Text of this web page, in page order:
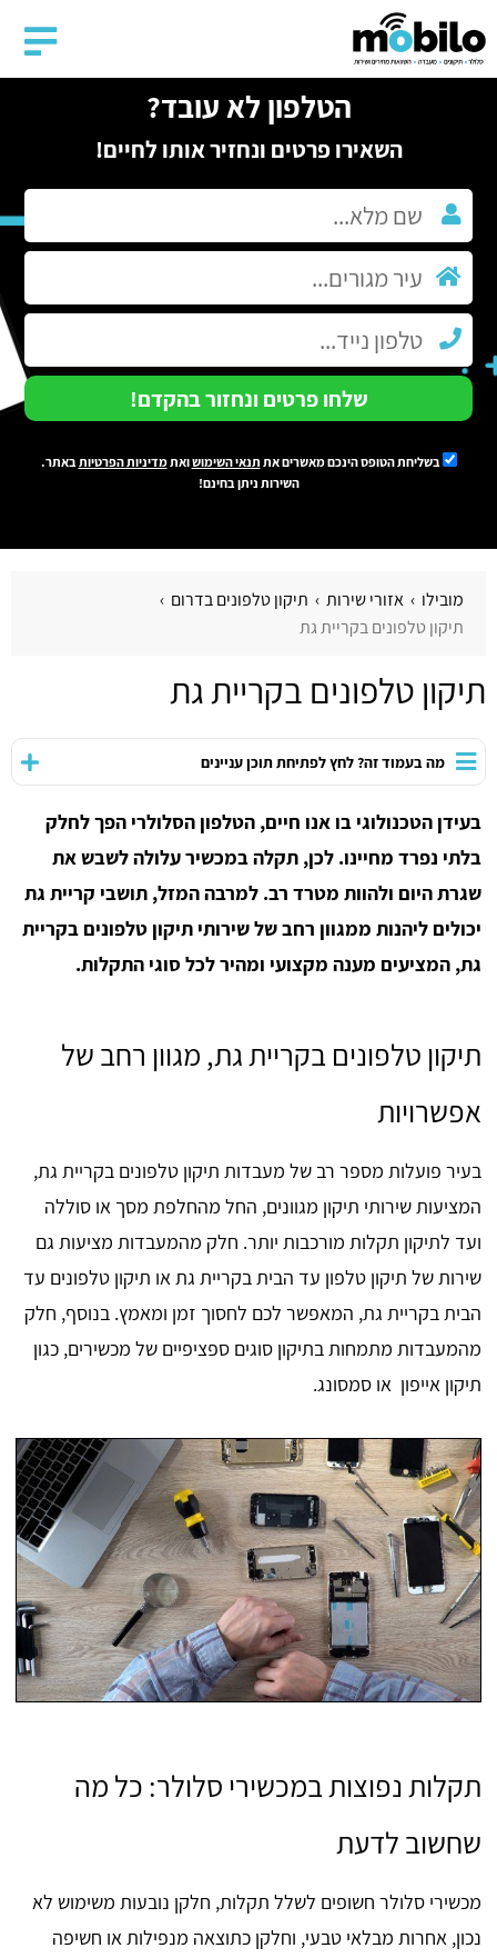
הטלפון לא עובד?
השאירו פרטים ונחזיר אותו לחיים!
שלחו פרטים ונחזור בהקדם!
בשליחת הטופס הינכם מאשרים את תנאי השימושואתמדיניות הפרטיותבאתר.
השירות ניתן בחינם!
מובילו אזורי שירות
תיקון טלפונים בדרום
תיקון טלפונים בקריית גת
תיקון טלפונים בקריית גת
מה בעמוד זה? לחץ לפתיחת תוכן עניינים
בעידן הטכנולוגי בו אנו חיים, הטלפון הסלולרי הפך לחלק
בלתי נפרד מחיינו. לכן, תקלה במכשיר עלולה לשבש את
שגרת היום ולהוות מטרד רב. למרבה המזל, תושבי קריית גת
יכולים ליהנות ממגוון רחב של שירותי תיקון טלפונים בקריית
גת, המציעים מענה מקצועי ומהיר לכל סוגי התקלות.
תיקון טלפונים בקריית גת, מגוון רחב של
אפשרויות
בעיר פועלות מספר רב של מעבדות תיקון טלפונים בקריית גת,
המציעות שירותי תיקון מגוונים, החל מהחלפת מסך או סוללה
ועד לתיקון תקלות מורכבות יותר. חלק מהמעבדות מציעות גם
שירות של תיקון טלפון עד הבית בקריית גת או תיקון טלפונים עד
הבית בקריית גת, המאפשר לכם לחסוך זמן ומאמץ. בנוסף, חלק
מהמעבדות מתמחות בתיקון סוגים ספציפיים של מכשירים, כגון
תיקון אייפון או סמסונג.
תקלות נפוצות במכשירי סלולר: כל מה
שחשוב לדעת
מכשירי סלולר חשופים לשלל תקלות, חלקן נובעות משימוש לא
נכון, אחרות מבלאי טבעי, וחלקן כתוצאה מנפילות או חשיפה